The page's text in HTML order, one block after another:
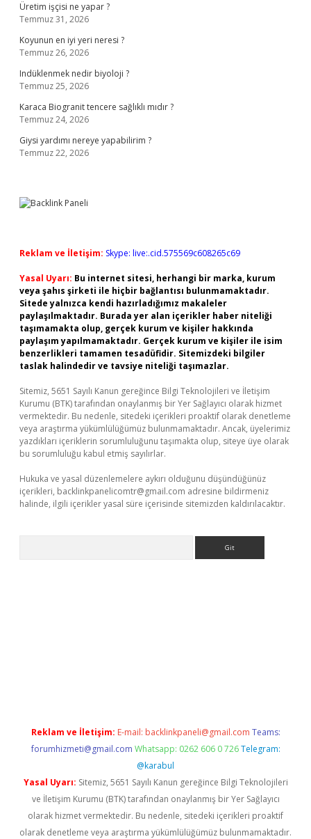
Üretim işçisi ne yapar ?
Temmuz 31, 2026
Koyunun en iyi yeri neresi ?
Temmuz 26, 2026
Indüklenmek nedir biyoloji ?
Temmuz 25, 2026
Karaca Biogranit tencere sağlıklı mıdır ?
Temmuz 24, 2026
Giysi yardımı nereye yapabilirim ?
Temmuz 22, 2026
Reklam ve İletişim: Skype: live:.cid.575569c608265c69
Yasal Uyarı: Bu internet sitesi, herhangi bir marka, kurum
veya şahıs şirketi ile hiçbir bağlantısı bulunmamaktadır.
Sitede yalnızca kendi hazırladığımız makaleler
paylaşılmaktadır. Burada yer alan içerikler haber niteliği
taşımamakta olup, gerçek kurum ve kişiler hakkında
paylaşım yapılmamaktadır. Gerçek kurum ve kişiler ile isim
benzerlikleri tamamen tesadüfidir. Sitemizdeki bilgiler
taslak halindedir ve tavsiye niteliği taşımazlar.
Sitemiz, 5651 Sayılı Kanun gereğince Bilgi Teknolojileri ve İletişim
Kurumu (BTK) tarafından onaylanmış bir Yer Sağlayıcı olarak hizmet
vermektedir. Bu nedenle, sitedeki içerikleri proaktif olarak denetleme
veya araştırma yükümlülüğümüz bulunmamaktadır. Ancak, üyelerimiz
yazdıkları içeriklerin sorumluluğunu taşımakta olup, siteye üye olarak
bu sorumluluğu kabul etmiş sayılırlar.
Hukuka ve yasal düzenlemelere aykırı olduğunu düşündüğünüz
içerikleri, backlinkpanelicomtr@gmail.com adresine bildirmeniz
halinde, ilgili içerikler yasal süre içerisinde sitemizden kaldırılacaktır.
Reklam ve İletişim: E-mail: backlinkpaneli@gmail.com Teams:
forumhizmeti@gmail.com Whatsapp: 0262 606 0 726 Telegram:
@karabul
Yasal Uyarı: Sitemiz, 5651 Sayılı Kanun gereğince Bilgi Teknolojileri
ve İletişim Kurumu (BTK) tarafından onaylanmış bir Yer Sağlayıcı
olarak hizmet vermektedir. Bu nedenle, sitedeki içerikleri proaktif
olarak denetleme veya araştırma yükümlülüğümüz bulunmamaktadır.